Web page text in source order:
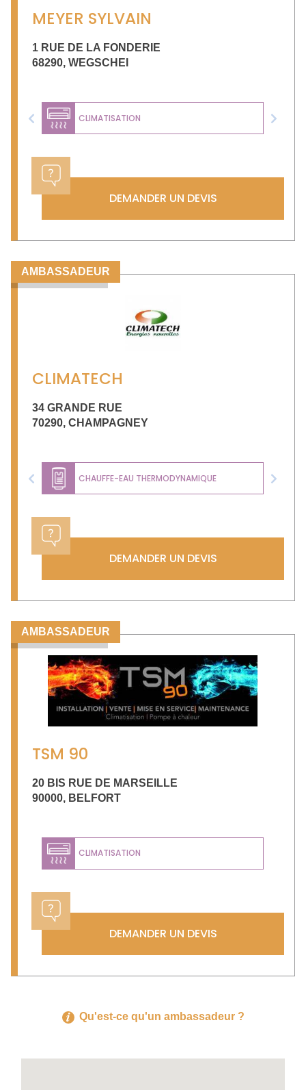
MEYER SYLVAIN
1 RUE DE LA FONDERIE
68290, WEGSCHEI
CLIMATISATION
Previous Next
DEMANDER UN DEVIS
AMBASSADEUR
CLIMATECH
34 GRANDE RUE
70290, CHAMPAGNEY
CHAUFFE-EAU THERMODYNAMIQUE
Previous Next
DEMANDER UN DEVIS
AMBASSADEUR
TSM 90
20 BIS RUE DE MARSEILLE
90000, BELFORT
CLIMATISATION
DEMANDER UN DEVIS
Qu'est-ce qu'un ambassadeur ?